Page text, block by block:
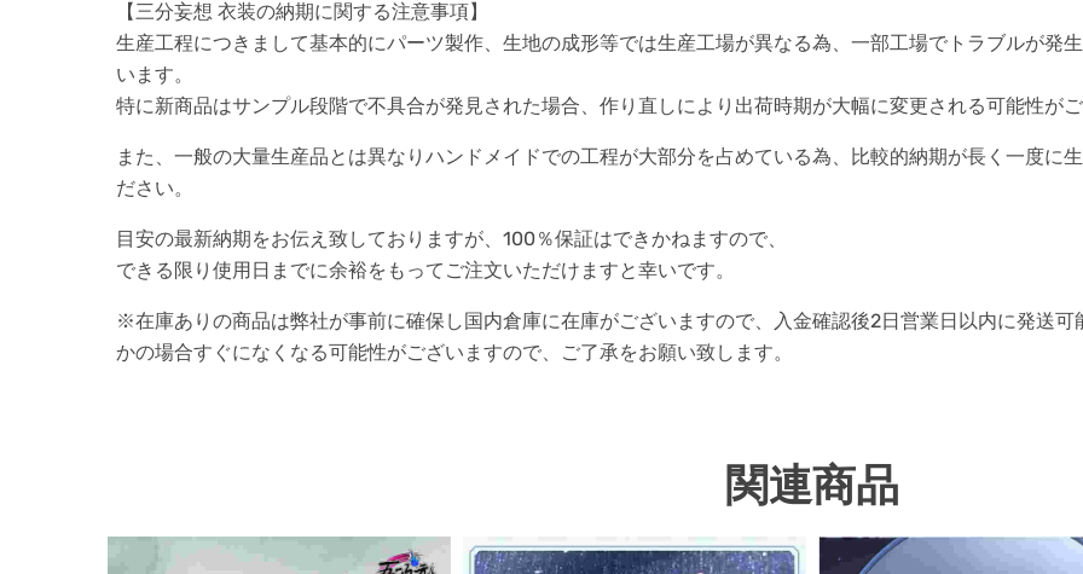
【三分妄想 衣装の納期に関する注意事項】
生産工程につきまして基本的にパーツ製作、生地の成形等では生産工場が異なる為、一部工場でトラブルが発
います。
特に新商品はサンプル段階で不具合が発見された場合、作り直しにより出荷時期が大幅に変更される可能性が
また、一般の大量生産品とは異なりハンドメイドでの工程が大部分を占めている為、比較的納期が長く一度に
ださい。
目安の最新納期をお伝え致しておりますが、100％保証はできかねますので、
できる限り使用日までに余裕をもってご注文いただけますと幸いです。
※在庫ありの商品は弊社が事前に確保し国内倉庫に在庫がございますので、入金確認後2日営業日以内に発送
かの場合すぐになくなる可能性がございますので、ご了承をお願い致します。
関連商品